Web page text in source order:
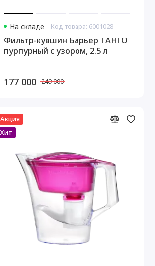
На складе Код товара: 6001028
Фильтр-кувшин Барьер ТАНГО
пурпурный с узором, 2.5 л
177 000 249 000
Акция
Хит